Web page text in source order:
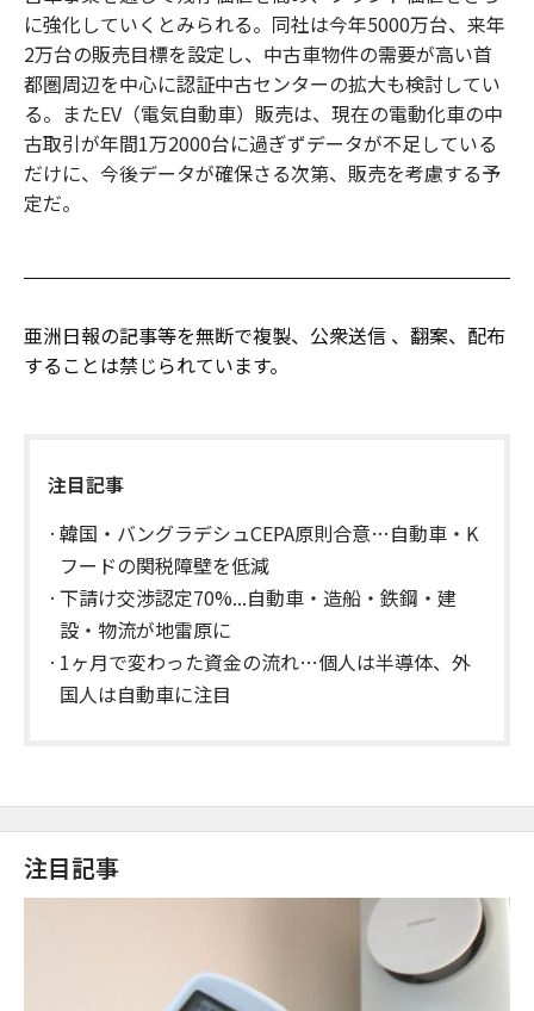
に強化していくとみられる。同社は今年5000万台、来年
2万台の販売目標を設定し、中古車物件の需要が高い首
都圏周辺を中心に認証中古センターの拡大も検討してい
る。またEV（電気自動車）販売は、現在の電動化車の中
古取引が年間1万2000台に過ぎずデータが不足している
だけに、今後データが確保さる次第、販売を考慮する予
定だ。
亜洲日報の記事等を無断で複製、公衆送信 、翻案、配布
することは禁じられています。
注目記事
韓国・バングラデシュCEPA原則合意…自動車・K
フードの関税障壁を低減
下請け交渉認定70%...自動車・造船・鉄鋼・建
設・物流が地雷原に
1ヶ月で変わった資金の流れ…個人は半導体、外
国人は自動車に注目
注目記事